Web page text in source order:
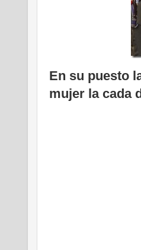
En su puesto
mujer la cada